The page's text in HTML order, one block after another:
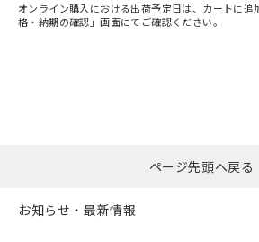
オンライン購入における出荷予定日は、カートに追
格・納期の確認」画面にてご確認ください。
ページ先頭へ戻る
お知らせ・最新情報